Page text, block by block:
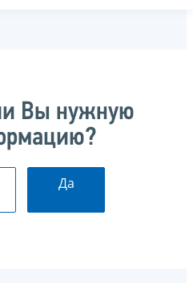
Вы нужную
Да